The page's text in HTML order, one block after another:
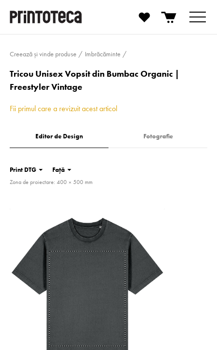
Creează și vinde produse Imbrăcăminte
Tricou Unisex Vopsit din Bumbac Organic |
Freestyler Vintage
Fii primul care a revizuit acest articol
Editor de Design Fotografie
Print DTG Față
Zona de proiectare: 400 × 500 mm